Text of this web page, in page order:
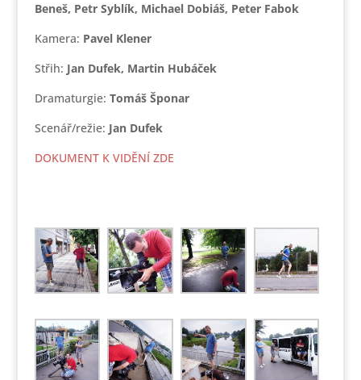
Beneš, Petr Syblík, Michael Dobiáš, Peter Fabok
Kamera: Pavel Klener
Střih: Jan Dufek, Martin Hubáček
Dramaturgie: Tomáš Šponar
Scenář/režie: Jan Dufek
DOKUMENT K VIDĚNÍ ZDE